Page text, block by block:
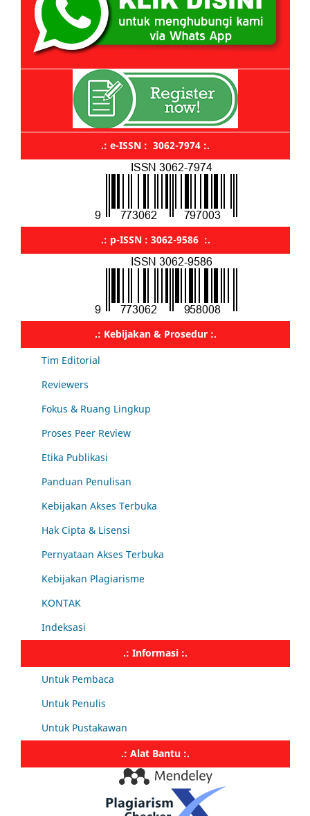
.: e-ISSN : 3062-7974 :.
.: p-ISSN : 3062-9586 :.
.: Kebijakan & Prosedur :.
Tim Editorial
Reviewers
Fokus & Ruang Lingkup
Proses Peer Review
Etika Publikasi
Panduan Penulisan
Kebijakan Akses Terbuka
Hak Cipta & Lisensi
Pernyataan Akses Terbuka
Kebijakan Plagiarisme
KONTAK
Indeksasi
.: Informasi :.
Untuk Pembaca
Untuk Penulis
Untuk Pustakawan
.: Alat Bantu :.